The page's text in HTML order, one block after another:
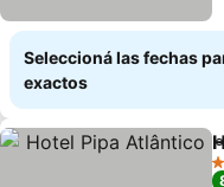
Seleccioná las fechas
exactos
4